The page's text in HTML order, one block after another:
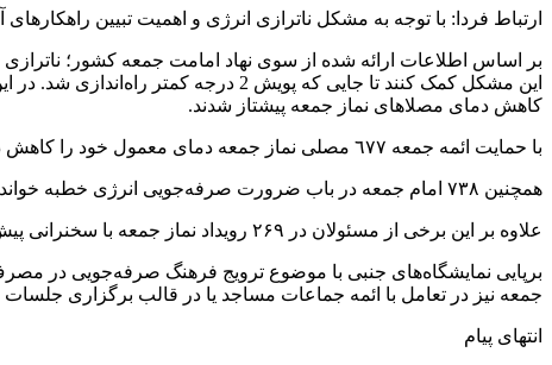
ارتباط فردا: با توجه به مشکل ناترازی انرژی و اهمیت تبیین
بر اساس اطلاعات ارائه شده از سوی نهاد امامت جمعه کشور؛
این مشکل کمک کنند تا جایی که پویش
کاهش دمای مصلاهای نماز جمعه پیشتاز شدند.
با حمایت ائمه جمعه ٦٧٧ مصلی نماز جمعه دمای معمول خود را کاهش دادند و ٦٩٩ مصلای نماز جمعه با خاموش کردن لامپ‌های اضافی از نور طبیعی استفاده کردند.
همچنین ۷۳۸ امام جمعه در باب ضرورت صرفه‌جویی انرژی خطبه خواندند و ۳۰۵ امام جمعه با ضبط و پخش کلیپ در فضای مجازی یا مصاحبه خبری از پویش دو درجه کمتر حمایت کردند.
علاوه بر این برخی از مسئولان در ۲۶۹ رویداد نماز جمعه با سخنرانی پیش از خطبه‌ها، مردم را نسبت به ناترازی انرژی آگاه کرده و به تبیین وضعیت ناترازی انرژی پرداختند.
جمعه نیز در تعامل با ائمه جماعات مساجد یا در قالب برگزاری
انتهای پیام